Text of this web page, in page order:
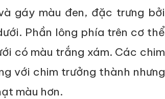
gáy màu đen, đặc trưng bởi
Phần lông phía trên cơ thể
có màu trắng xám. Các chim
với chim trưởng thành nhưng
màu hơn.